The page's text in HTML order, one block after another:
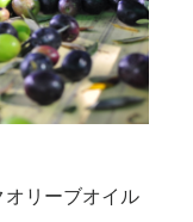
リーブオイル